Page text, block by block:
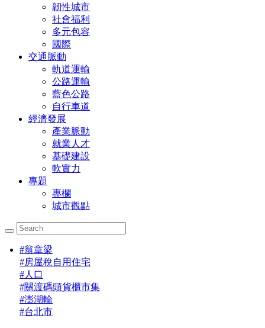
韌性城市
社會福利
多元包容
國際
交通脈動
軌道運輸
公路運輸
藍色公路
自行車道
經濟發展
產業脈動
就業人才
基礎建設
軟實力
專題
專欄
城市觀點
#翁章梁
#房屋稅自用住宅
#人口
#關渡碼頭貨櫃市集
#澎湖輪
#台北市